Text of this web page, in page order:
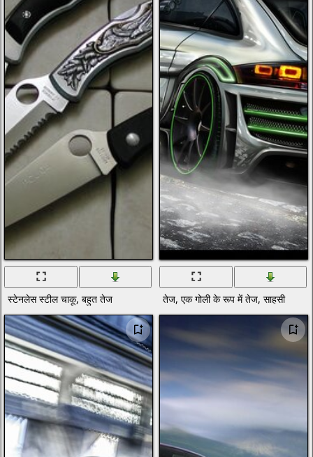
स्टेनलेस स्टील चाकू, बहुत तेज तेज, एक गोली के रूप में तेज, साहसी